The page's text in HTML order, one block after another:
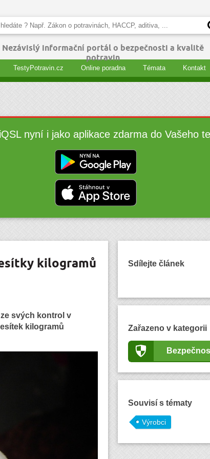
Nezávislý informační portál o bezpečnosti a kvalitě
potravin
TestyPotravin.cz Online poradna Témata Kontakt
nyní i jako aplikace zdarma do Vašeho
kilogramů
svých kontrol v
kilogramů
Sdílejte článek
Zařazeno v kategorii
Souvisí s tématy
Výrobci